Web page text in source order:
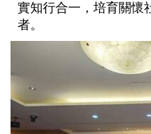
實知行合一，培育關懷
者。